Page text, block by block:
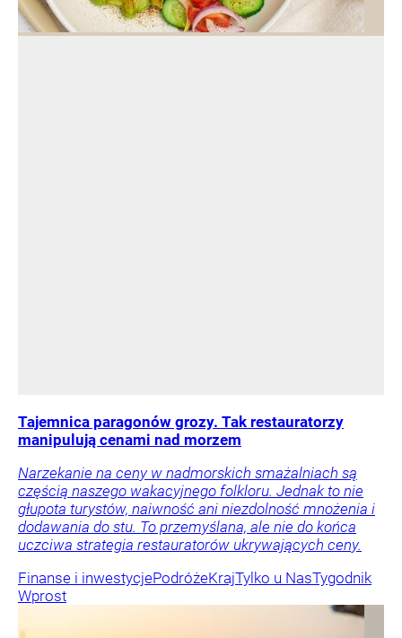
Tajemnica paragonów grozy. Tak restauratorzy
manipulują cenami nad morzem
Narzekanie na ceny w nadmorskich smażalniach są
częścią naszego wakacyjnego folkloru. Jednak to nie
głupota turystów, naiwność ani niezdolność mnożenia i
dodawania do stu. To przemyślana, ale nie do końca
uczciwa strategia restauratorów ukrywających ceny.
Finanse i inwestycjePodróżeKrajTylko u NasTygodnik
Wprost